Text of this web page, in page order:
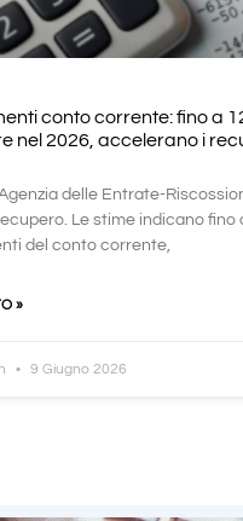
conto corrente: fino a
nel 2026, accelerano i
delle Entrate-
Le stime indicano fino
del conto corrente,
»
9 Giugno 2026